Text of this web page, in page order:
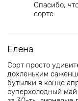
Спасибо,
сорте.
Елена
Сорт просто
дохленьким
бутылки в конце
суперхолодный май